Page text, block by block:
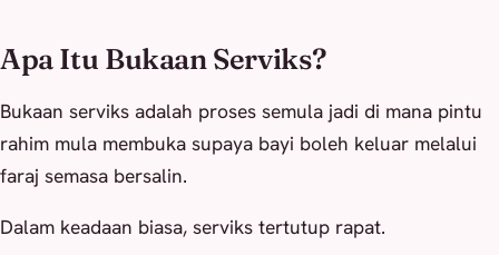
Apa Itu Bukaan Serviks?
Bukaan serviks adalah proses semula jadi di mana pintu
rahim mula membuka supaya bayi boleh keluar melalui
faraj semasa bersalin.
Dalam keadaan biasa, serviks tertutup rapat.